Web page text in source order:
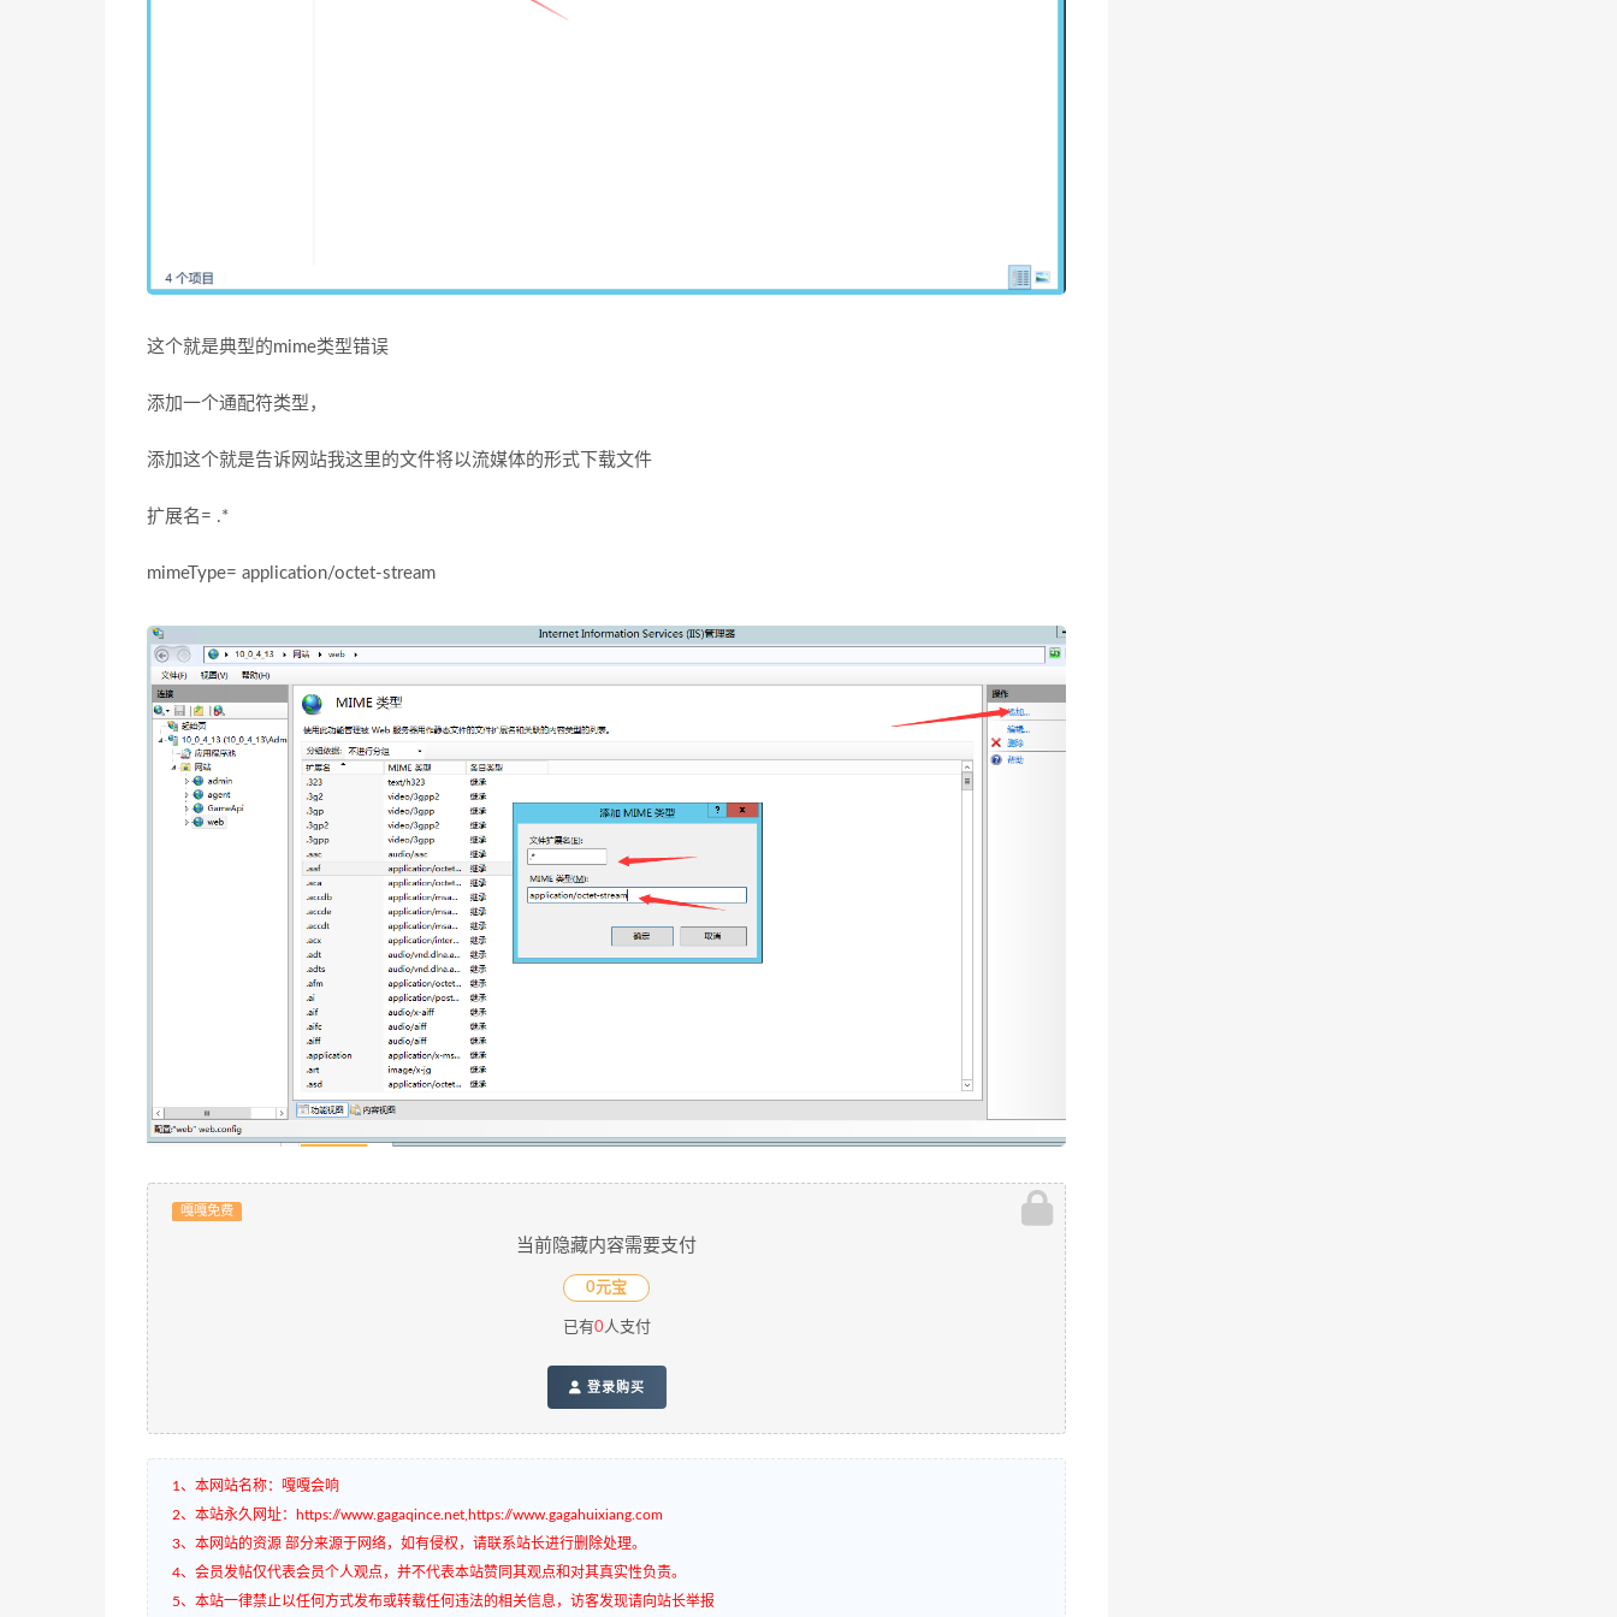
这个就是典型的mime类型错误
添加一个通配符类型，
添加这个就是告诉网站我这里的文件将以流媒体的形式下载文件
扩展名= .*
mimeType= application/octet-stream
嘎嘎免费
当前隐藏内容需要支付
0元宝
已有0人支付
登录购买
1、本网站名称：嘎嘎会响
2、本站永久网址：https://www.gagaqince.net,https://www.gagahuixiang.com
3、本网站的资源 部分来源于网络，如有侵权，请联系站长进行删除处理。
4、会员发帖仅代表会员个人观点，并不代表本站赞同其观点和对其真实性负责。
5、本站一律禁止以任何方式发布或转载任何违法的相关信息，访客发现请向站长举报